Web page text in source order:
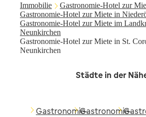
Immobilie
Gastronomie-Hotel zur
Gastronomie-Hotel zur Miete in
Gastronomie-Hotel zur Miete im
Neunkirchen
Gastronomie-Hotel zur Miete in St.
Neunkirchen
Städte in der
Gastronomie-Gastronomie-